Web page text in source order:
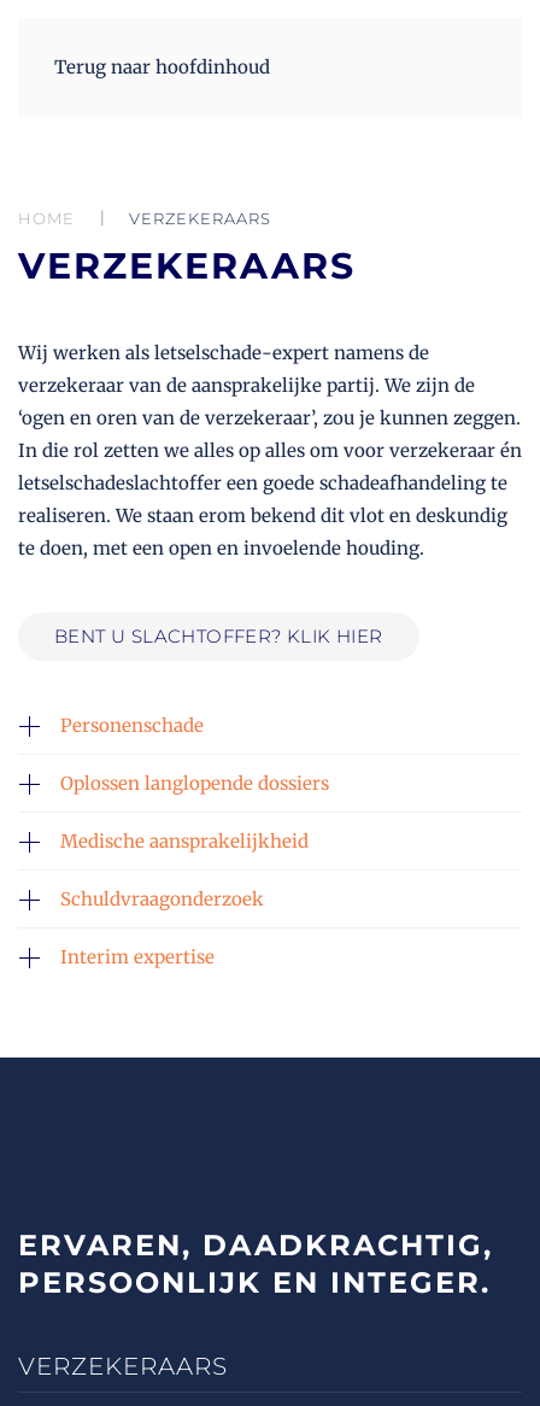
Terug naar hoofdinhoud
HOME VERZEKERAARS
VERZEKERAARS
Wij werken als letselschade-expert namens de
verzekeraar van de aansprakelijke partij. We zijn de
‘ogen en oren van de verzekeraar’, zou je kunnen zeggen.
In die rol zetten we alles op alles om voor verzekeraar én
letselschadeslachtoffer een goede schadeafhandeling te
realiseren. We staan erom bekend dit vlot en deskundig
te doen, met een open en invoelende houding.
BENT U SLACHTOFFER? KLIK HIER
Personenschade
Oplossen langlopende dossiers
Medische aansprakelijkheid
Schuldvraagonderzoek
Interim expertise
ERVAREN, DAADKRACHTIG,
PERSOONLIJK EN INTEGER.
VERZEKERAARS